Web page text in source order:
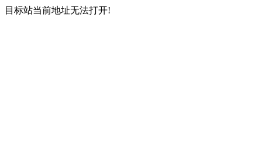
目标站当前地址无法打开!